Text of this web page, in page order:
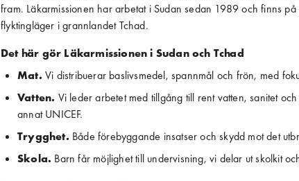
fram. Läkarmissionen har arbetat i Sudan sedan 1989 och finns
flyktingläger i grannlandet Tchad.
Det här gör Läkarmissionen i Sudan och Tchad
Mat. Vi distribuerar baslivsmedel, spannmål och frön, med
Vatten. Vi leder arbetet med tillgång till rent vatten, sanitet
annat UNICEF.
Trygghet. Både förebyggande insatser och skydd mot det
Skola. Barn får möjlighet till undervisning, vi delar ut skolkit